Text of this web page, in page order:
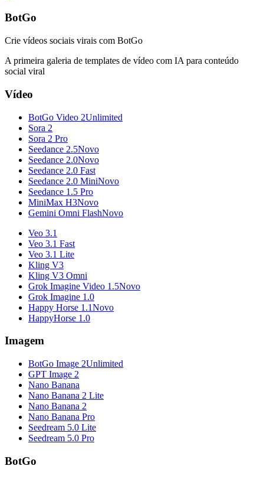
BotGo
Crie vídeos sociais virais com BotGo
A primeira galeria de templates de vídeo com IA para conteúdo
social viral
Vídeo
BotGo Video 2Unlimited
Sora 2
Sora 2 Pro
Seedance 2.5Novo
Seedance 2.0Novo
Seedance 2.0 Fast
Seedance 2.0 MiniNovo
Seedance 1.5 Pro
MiniMax H3Novo
Gemini Omni FlashNovo
Veo 3.1
Veo 3.1 Fast
Veo 3.1 Lite
Kling V3
Kling V3 Omni
Grok Imagine Video 1.5Novo
Grok Imagine 1.0
Happy Horse 1.1Novo
HappyHorse 1.0
Imagem
BotGo Image 2Unlimited
GPT Image 2
Nano Banana
Nano Banana 2 Lite
Nano Banana 2
Nano Banana Pro
Seedream 5.0 Lite
Seedream 5.0 Pro
BotGo